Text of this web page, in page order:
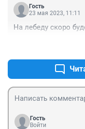
Гость
23 мая 2023, 11:11
На лебеду скоро
Гость
Войти